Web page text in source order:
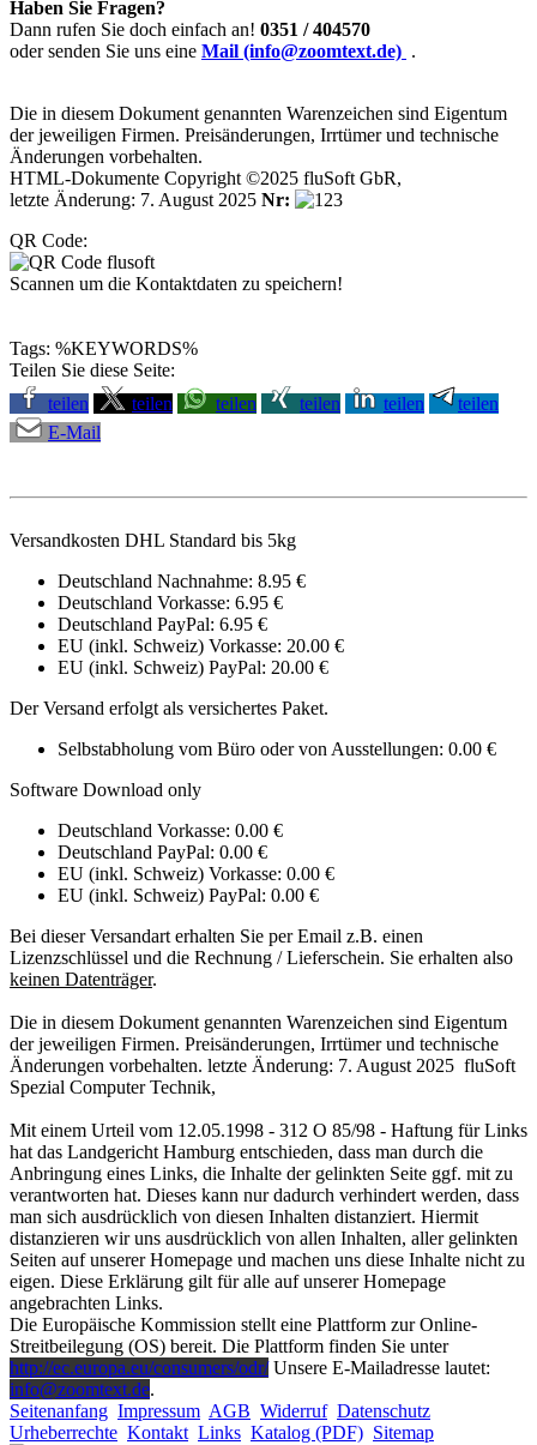
Haben Sie Fragen?
Dann rufen Sie doch einfach an! 0351 / 404570
oder senden Sie uns eine Mail (info@zoomtext.de) .
Die in diesem Dokument genannten Warenzeichen sind Eigentum
der jeweiligen Firmen. Preisänderungen, Irrtümer und technische
Änderungen vorbehalten.
HTML-Dokumente Copyright ©2025 fluSoft GbR,
letzte Änderung: 7. August 2025 Nr:
QR Code:
Scannen um die Kontaktdaten zu speichern!
Tags: %KEYWORDS%
Teilen Sie diese Seite:
teilen
teilen teilen teilen teilen
teilen
E-Mail
Versandkosten DHL Standard bis 5kg
Deutschland Nachnahme: 8.95 €
Deutschland Vorkasse: 6.95 €
Deutschland PayPal: 6.95 €
EU (inkl. Schweiz) Vorkasse: 20.00 €
EU (inkl. Schweiz) PayPal: 20.00 €
Der Versand erfolgt als versichertes Paket.
Selbstabholung vom Büro oder von Ausstellungen: 0.00 €
Software Download only
Deutschland Vorkasse: 0.00 €
Deutschland PayPal: 0.00 €
EU (inkl. Schweiz) Vorkasse: 0.00 €
EU (inkl. Schweiz) PayPal: 0.00 €
Bei dieser Versandart erhalten Sie per Email z.B. einen
Lizenzschlüssel und die Rechnung / Lieferschein. Sie erhalten also
keinen Datenträger.
Die in diesem Dokument genannten Warenzeichen sind Eigentum
der jeweiligen Firmen. Preisänderungen, Irrtümer und technische
Änderungen vorbehalten. letzte Änderung: 7. August 2025 fluSoft
Spezial Computer Technik,
Mit einem Urteil vom 12.05.1998 - 312 O 85/98 - Haftung für Links
hat das Landgericht Hamburg entschieden, dass man durch die
Anbringung eines Links, die Inhalte der gelinkten Seite ggf. mit zu
verantworten hat. Dieses kann nur dadurch verhindert werden, dass
man sich ausdrücklich von diesen Inhalten distanziert. Hiermit
distanzieren wir uns ausdrücklich von allen Inhalten, aller gelinkten
Seiten auf unserer Homepage und machen uns diese Inhalte nicht zu
eigen. Diese Erklärung gilt für alle auf unserer Homepage
angebrachten Links.
Die Europäische Kommission stellt eine Plattform zur Online-
Streitbeilegung (OS) bereit. Die Plattform finden Sie unter
http://ec.europa.eu/consumers/odr/Unsere E-Mailadresse lautet:
info@zoomtext.de.
Seitenanfang Impressum AGB Widerruf Datenschutz
Urheberrechte Kontakt Links Katalog (PDF) Sitemap